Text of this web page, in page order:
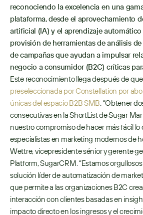
reconociendo la excelencia en una
plataforma, desde el aprovechamiento
artificial (IA) y el aprendizaje automático
provisión de herramientas de análisis
de campañas que ayudan a impulsar
negocio a consumidor (B2C) críticas
preseleccionada por Constellation por
únicas del espacio B2B SMB. “Obtener
consecutivas en la ShortList de Sugar
nuestro compromiso de hacer más fácil lo
especialistas en marketing modernos de
Wettre, vicepresidente sénior y gerente
Platform, SugarCRM. “Estamos
solución líder de automatización de
que permite a las organizaciones B2C
interacción con clientes basadas en
impacto directo en los ingresos y el